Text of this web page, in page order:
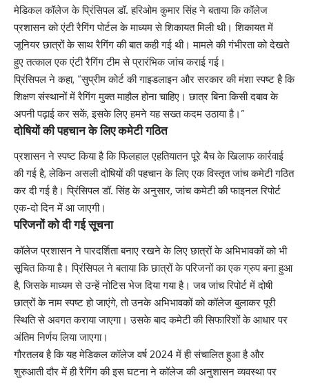
मेडिकल कॉलेज के प्रिंसिपल डॉ. हरिओम कुमार सिंह ने बताया कि कॉलेज
प्रशासन को एंटी रैगिंग पोर्टल के माध्यम से शिकायत मिली थी। शिकायत में
जूनियर छात्रों के साथ रैगिंग की बात कही गई थी। मामले की गंभीरता को देखते
हुए तत्काल एक एंटी रैगिंग टीम से प्रारंभिक जांच कराई गई।
प्रिंसिपल ने कहा, “सुप्रीम कोर्ट की गाइडलाइन और सरकार की मंशा स्पष्ट है कि
शिक्षण संस्थानों में रैगिंग मुक्त माहौल होना चाहिए। छात्र बिना किसी दबाव के
अपनी पढ़ाई कर सकें, इसके लिए हमने यह सख्त कदम उठाया है।”
दोषियों की पहचान के लिए कमेटी गठित
प्रशासन ने स्पष्ट किया है कि फिलहाल एहतियातन पूरे बैच के खिलाफ कार्रवाई
की गई है, लेकिन असली दोषियों की पहचान के लिए एक विस्तृत जांच कमेटी गठित
कर दी गई है। प्रिंसिपल डॉ. सिंह के अनुसार, जांच कमेटी की फाइनल रिपोर्ट
एक-दो दिन में आ जाएगी।
परिजनों को दी गई सूचना
कॉलेज प्रशासन ने पारदर्शिता बनाए रखने के लिए छात्रों के अभिभावकों को भी
सूचित किया है। प्रिंसिपल ने बताया कि छात्रों के परिजनों का एक ग्रुप बना हुआ
है, जिसके माध्यम से उन्हें नोटिस भेज दिया गया है। जब जांच रिपोर्ट में दोषी
छात्रों के नाम स्पष्ट हो जाएंगे, तो उनके अभिभावकों को कॉलेज बुलाकर पूरी
स्थिति से अवगत कराया जाएगा। उसके बाद कमेटी की सिफारिशों के आधार पर
अंतिम निर्णय लिया जाएगा।
गौरतलब है कि यह मेडिकल कॉलेज वर्ष 2024 में ही संचालित हुआ है और
शुरुआती दौर में ही रैगिंग की इस घटना ने कॉलेज की अनुशासन व्यवस्था पर